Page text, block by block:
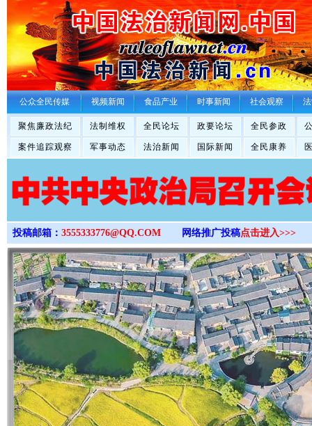
>
公众全民传媒 视频新闻 食品产业 时事新闻 社会观察
聚焦廉政法纪 法制维权 全民论坛 政要论坛 全民参政
案件追踪观察 军事动态 法治新闻 国际新闻 全民康养
投稿邮箱： 3555333776@QQ.COM 网络推广投稿点击进入>>>